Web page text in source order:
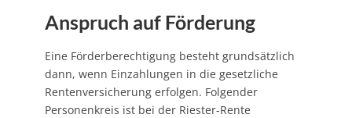
Anspruch auf Förderung
Eine Förderberechtigung besteht grundsätzlich
dann, wenn Einzahlungen in die gesetzliche
Rentenversicherung erfolgen. Folgender
Personenkreis ist bei der Riester-Rente